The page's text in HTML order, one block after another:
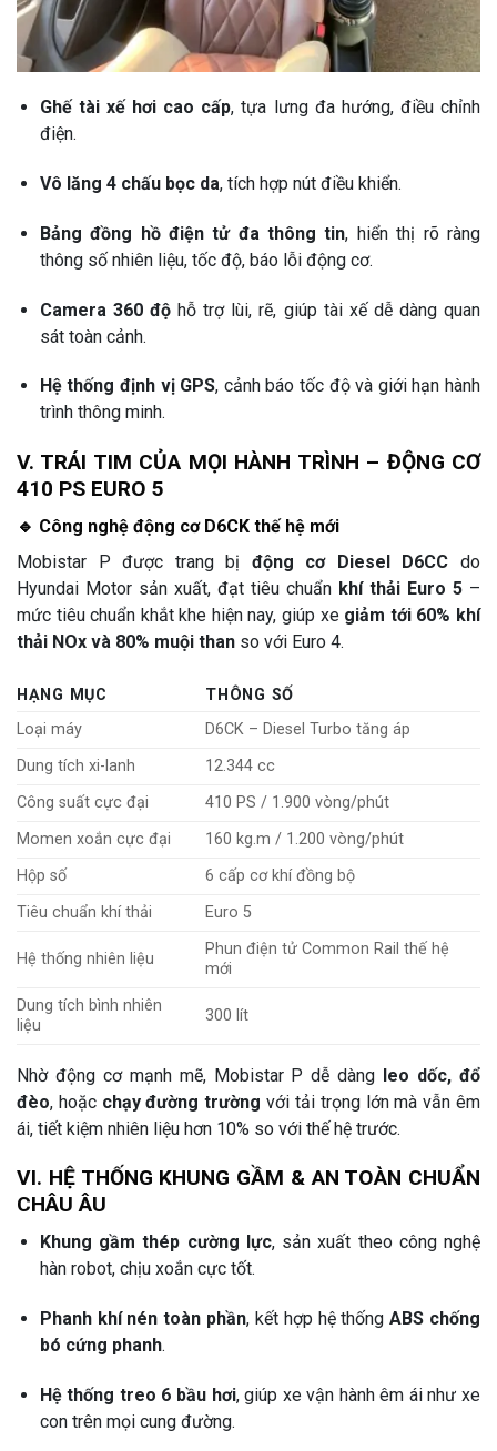
Ghế tài xế hơi cao cấp, tựa lưng đa hướng, điều chỉnh
điện.
Vô lăng 4 chấu bọc da, tích hợp nút điều khiển.
Bảng đồng hồ điện tử đa thông tin, hiển thị rõ ràng
thông số nhiên liệu, tốc độ, báo lỗi động cơ.
Camera 360 độ hỗ trợ lùi, rẽ, giúp tài xế dễ dàng quan
sát toàn cảnh.
Hệ thống định vị GPS, cảnh báo tốc độ và giới hạn hành
trình thông minh.
V. TRÁI TIM CỦA MỌI HÀNH TRÌNH – ĐỘNG CƠ
410 PS EURO 5
🔹 Công nghệ động cơ D6CK thế hệ mới
Mobistar P được trang bị động cơ Diesel D6CC do
Hyundai Motor sản xuất, đạt tiêu chuẩn khí thải Euro 5 –
mức tiêu chuẩn khắt khe hiện nay, giúp xe giảm tới 60% khí
thải NOx và 80% muội than so với Euro 4.
HẠNG MỤC
THÔNG SỐ
Loại máy
D6CK – Diesel Turbo tăng áp
Dung tích xi-lanh
12.344 cc
Công suất cực đại
410 PS / 1.900 vòng/phút
Momen xoắn cực đại
160 kg.m / 1.200 vòng/phút
Hộp số
6 cấp cơ khí đồng bộ
Tiêu chuẩn khí thải
Euro 5
Hệ thống nhiên liệu
Phun điện tử Common Rail thế hệ
mới
Dung tích bình nhiên
liệu
300 lít
Nhờ động cơ mạnh mẽ, Mobistar P dễ dàng leo dốc, đổ
đèo, hoặc chạy đường trường với tải trọng lớn mà vẫn êm
ái, tiết kiệm nhiên liệu hơn 10% so với thế hệ trước.
VI. HỆ THỐNG KHUNG GẦM & AN TOÀN CHUẨN
CHÂU ÂU
Khung gầm thép cường lực, sản xuất theo công nghệ
hàn robot, chịu xoắn cực tốt.
Phanh khí nén toàn phần, kết hợp hệ thốngABS chống
bó cứng phanh.
Hệ thống treo 6 bầu hơi, giúp xe vận hành êm ái như xe
con trên mọi cung đường.